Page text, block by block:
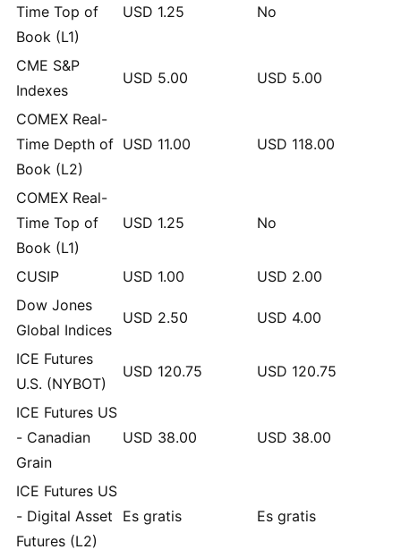
Time Top of
Book (L1)
USD 1.25 No
CME S&P
Indexes
USD 5.00 USD 5.00
COMEX Real-
Time Depth of
Book (L2)
USD 11.00 USD 118.00
COMEX Real-
Time Top of
Book (L1)
USD 1.25 No
CUSIP USD 1.00 USD 2.00
Dow Jones
Global Indices
USD 2.50 USD 4.00
ICE Futures
U.S. (NYBOT)
USD 120.75 USD 120.75
ICE Futures US
- Canadian
Grain
USD 38.00 USD 38.00
ICE Futures US
- Digital Asset
Futures (L2)
Es gratis Es gratis